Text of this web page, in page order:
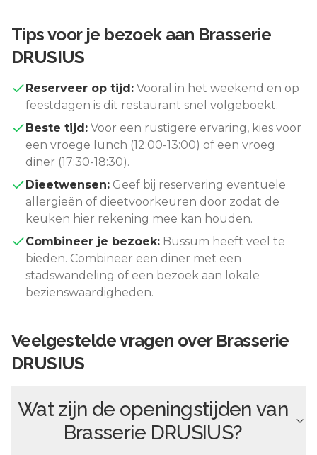
Tips voor je bezoek aan Brasserie
DRUSIUS
Reserveer op tijd: Vooral in het weekend en op
feestdagen is dit restaurant snel volgeboekt.
Beste tijd: Voor een rustigere ervaring, kies voor
een vroege lunch (12:00-13:00) of een vroeg
diner (17:30-18:30).
Dieetwensen: Geef bij reservering eventuele
allergieën of dieetvoorkeuren door zodat de
keuken hier rekening mee kan houden.
Combineer je bezoek: Bussum heeft veel te
bieden. Combineer een diner met een
stadswandeling of een bezoek aan lokale
bezienswaardigheden.
Veelgestelde vragen over Brasserie
DRUSIUS
Wat zijn de openingstijden van
Brasserie DRUSIUS?